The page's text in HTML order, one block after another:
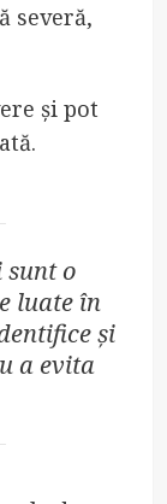
severă,
și pot
o
luate în
și
a evita